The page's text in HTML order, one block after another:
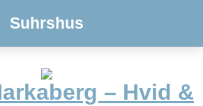
Suhrshus
– Hvid &